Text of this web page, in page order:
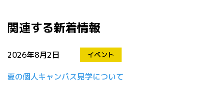
関連する新着情報
2026年8月2日 イベント
夏の個人キャンパス見学について